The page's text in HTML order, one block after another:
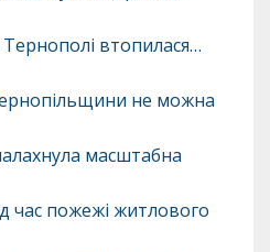
втопилася…
не можна
масштабна
час пожежі житлового